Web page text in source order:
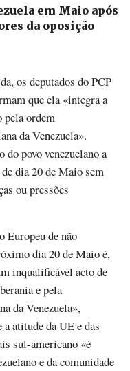
em Maio após
da oposição
os deputados do PCP
que ela «integra a
pela ordem
da Venezuela».
povo venezuelano a
dia 20 de Maio sem
ou pressões
Europeu de não
dia 20 de Maio é,
inqualificável acto de
e pela
da Venezuela»,
atitude da UE e das
sul-americano «é
e da comunidade